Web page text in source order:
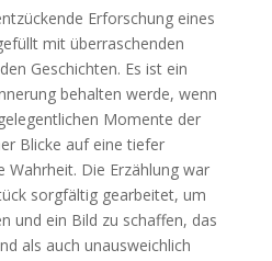
Erforschung eines
mit überraschenden
Geschichten. Es ist ein
behalten werde, wenn
Momente der
Blicke auf eine tiefer
Wahrheit. Die Erzählung war
sorgfältig gearbeitet, um
und ein Bild zu schaffen, das
als auch unausweichlich